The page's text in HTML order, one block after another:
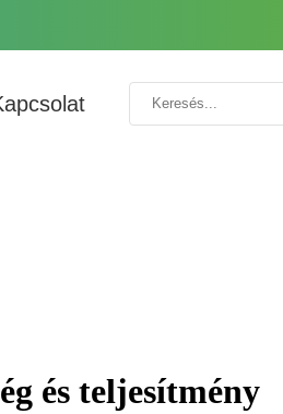
és teljesítmény